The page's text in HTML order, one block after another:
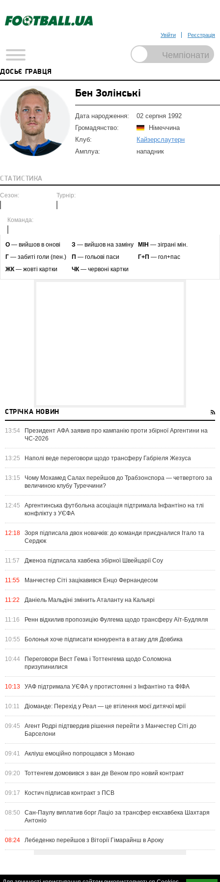
Увійти Реєстрація
ДОСЬЄ ГРАВЦЯ
Бен Золінські
Дата народження:
02 серпня 1992
Громадянство:
Німеччина
Клуб:
Кайзерслаутерн
Амплуа:
нападник
СТАТИСТИКА
Сезон: Турнір:
Команда:
O — вийшов в онові З — вийшов на заміну МІН — зіграні мін.
Г — забиті голи (пен.) П — гольові паси Г+П — гол+пас
ЖК— жовті картки ЧК— червоні картки
СТРІЧКА НОВИН
13:54
Президент АФА заявив про кампанію проти збірної Аргентини на
ЧС-2026
13:25 Наполі веде переговори щодо трансферу Габріеля Жезуса
13:15
Чому Мохамед Салах перейшов до Трабзонспора — четвертого за
величиною клубу Туреччини?
12:45
Аргентинська футбольна асоціація підтримала Інфантіно на тлі
конфлікту з УЄФА
12:18
Зоря підписала двох новачків: до команди приєдналися Італо та
Сердюк
11:57 Дженоа підписала хавбека збірної Швейцарії Соу
11:55 Манчестер Сіті зацікавився Енцо Фернандесом
11:22 Даніель Мальдіні змінить Аталанту на Кальярі
11:16 Ренн відхилив пропозицію Фулгема щодо трансферу Аїт-Будляля
10:55 Болонья хоче підписати конкурента в атаку для Довбика
10:44
Переговори Вест Гема і Тоттенгема щодо Соломона
призупинилися
10:13 УАФ підтримала УЄФА у протистоянні з Інфантіно та ФІФА
10:11 Діоманде: Перехід у Реал — це втілення моєї дитячої мрії
09:45
Агент Родрі підтвердив рішення перейти з Манчестер Сіті до
Барселони
09:41 Акліуш емоційно попрощався з Монако
09:20 Тоттенгем домовився з ван де Веном про новий контракт
09:17 Костич підписав контракт з ПСВ
08:50
Сан-Паулу виплатив борг Лаціо за трансфер ексхавбека Шахтаря
Антоніо
08:24 Лебеденко перейшов з Віторії Гімарайнш в Ароку